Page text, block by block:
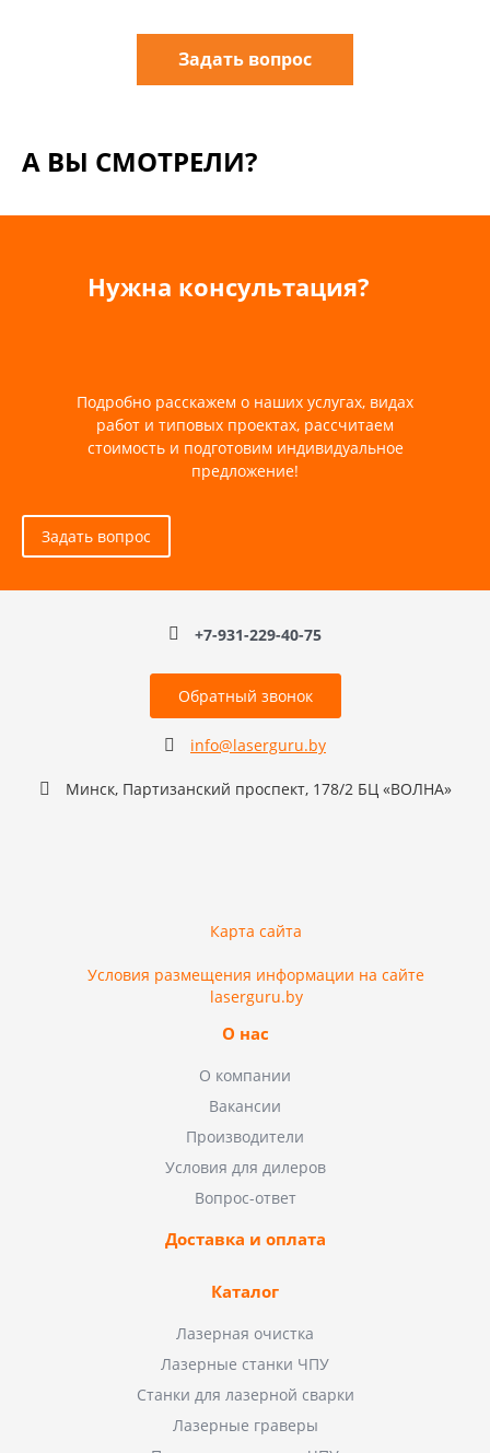
Задать вопрос
А ВЫ СМОТРЕЛИ?
Нужна консультация?
Подробно расскажем о наших услугах, видах
работ и типовых проектах, рассчитаем
стоимость и подготовим индивидуальное
предложение!
Задать вопрос
+7-931-229-40-75
Обратный звонок
info@laserguru.by
Минск, Партизанский проспект, 178/2 БЦ «ВОЛНА»
Карта сайта
Условия размещения информации на сайте
laserguru.by
О нас
О компании
Вакансии
Производители
Условия для дилеров
Вопрос-ответ
Доставка и оплата
Каталог
Лазерная очистка
Лазерные станки ЧПУ
Станки для лазерной сварки
Лазерные граверы